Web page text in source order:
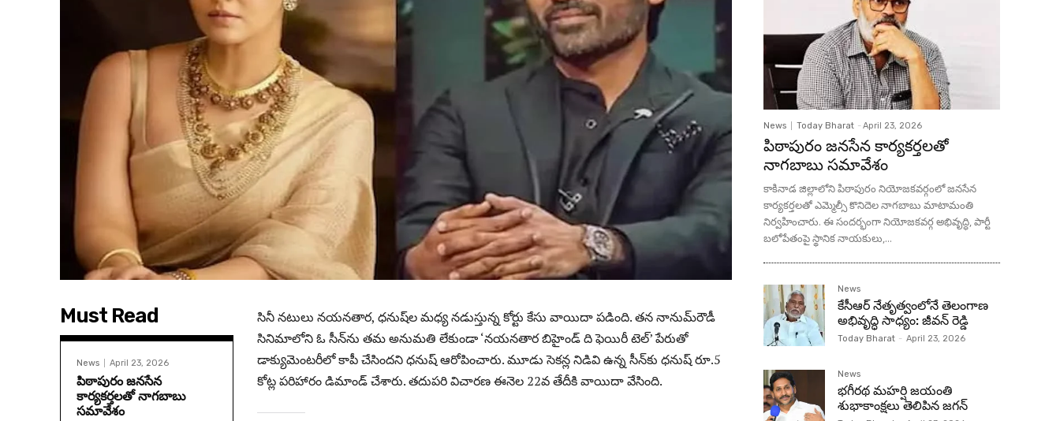
Must Read
News April 23, 2026
పిఠాపురం జనసేన
కార్యకర్తలతో నాగబాబు
సమావేశం
సినీ నటులు నయనతార, ధనుష్‌ల మధ్య నడుస్తున్న కోర్టు కేసు వాయిదా పడింది. తన నానుమ్‌రౌడీ
సినిమాలోని ఓ సీన్‌ను తమ అనుమతి లేకుండా ‘నయనతార బిహైండ్‌ ది ఫెయిరీ టెల్‌’ పేరుతో
డాక్యుమెంటరీలో కాపీ చేసిందని ధనుష్ ఆరోపించారు. మూడు సెకన్ల నిడివి ఉన్న సీన్‌కు ధనుష్ రూ.5
కోట్ల పరిహారం డిమాండ్ చేశారు. తదుపరి విచారణ ఈనెల 22వ తేదీకి వాయిదా వేసింది.
News Today Bharat - April 23, 2026
పిఠాపురం జనసేన కార్యకర్తలతో
నాగబాబు సమావేశం
కాకినాడ జిల్లాలోని పిఠాపురం నియోజకవర్గంలో జనసేన
కార్యకర్తలతో ఎమ్మెల్సీ కొనిదెల నాగబాబు మాటామంతి
నిర్వహించారు. ఈ సందర్భంగా నియోజకవర్గ అభివృద్ధి, పార్టీ
బలోపేతంపై స్థానిక నాయకులు,...
News
కేసీఆర్ నేతృత్వంలోనే తెలంగాణ
అభివృద్ధి సాధ్యం: జీవన్ రెడ్డి
Today Bharat - April 23, 2026
News
భగీరథ మహర్షి జయంతి
శుభాకాంక్షలు తెలిపిన జగన్‌